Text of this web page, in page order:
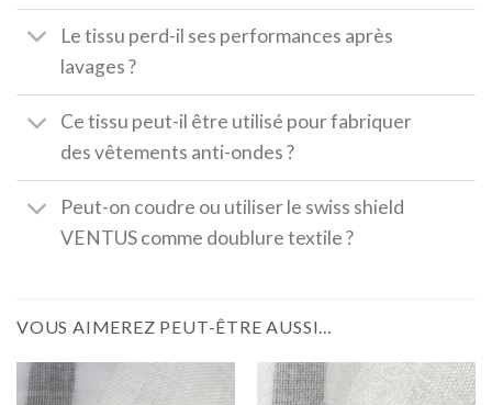
Le tissu perd-il ses performances après
lavages ?
Ce tissu peut-il être utilisé pour fabriquer
des vêtements anti-ondes ?
Peut-on coudre ou utiliser le swiss shield
VENTUS comme doublure textile ?
VOUS AIMEREZ PEUT-ÊTRE AUSSI…